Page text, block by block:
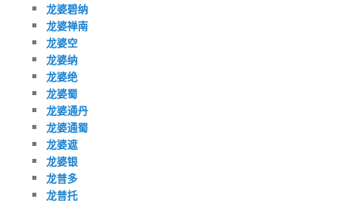
龙婆碧纳
龙婆禅南
龙婆空
龙婆纳
龙婆绝
龙婆蜀
龙婆通丹
龙婆通蜀
龙婆遮
龙婆银
龙普多
龙普托